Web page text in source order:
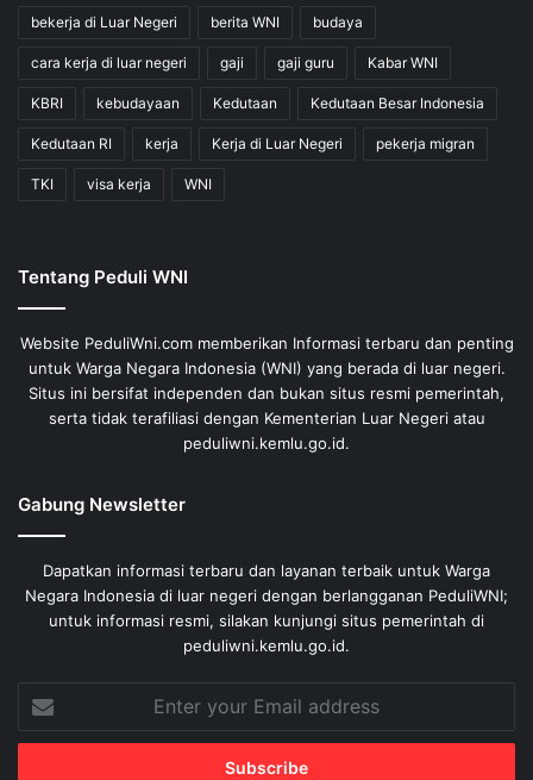
bekerja di Luar Negeri berita WNI budaya
cara kerja di luar negeri gaji gaji guru Kabar WNI
KBRI kebudayaan Kedutaan Kedutaan Besar Indonesia
Kedutaan RI kerja Kerja di Luar Negeri pekerja migran
TKI visa kerja WNI
Tentang Peduli WNI
Website PeduliWni.com memberikan Informasi terbaru dan penting
untuk Warga Negara Indonesia (WNI) yang berada di luar negeri.
Situs ini bersifat independen dan bukan situs resmi pemerintah,
serta tidak terafiliasi dengan Kementerian Luar Negeri atau
peduliwni.kemlu.go.id.
Gabung Newsletter
Dapatkan informasi terbaru dan layanan terbaik untuk Warga
Negara Indonesia di luar negeri dengan berlangganan PeduliWNI;
untuk informasi resmi, silakan kunjungi situs pemerintah di
peduliwni.kemlu.go.id.
Enter
your
Email